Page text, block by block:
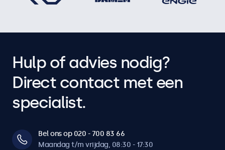
Hulp of advies nodig?
Direct contact met een
specialist.
Bel ons op 020 - 700 83 66
Maandag t/m vrijdag, 08:30 - 17:30